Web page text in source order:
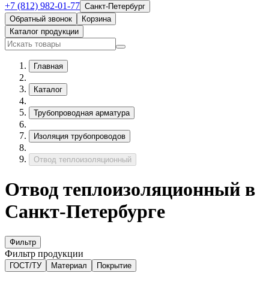
+7 (812) 982-01-77 Санкт-Петербург
Обратный звонок
Корзина
Каталог продукции
Главная
Каталог
Трубопроводная арматура
Изоляция трубопроводов
Отвод теплоизоляционный
Отвод теплоизоляционный в
Санкт-Петербурге
Фильтр
Фильтр продукции
ГОСТ/ТУ Материал Покрытие